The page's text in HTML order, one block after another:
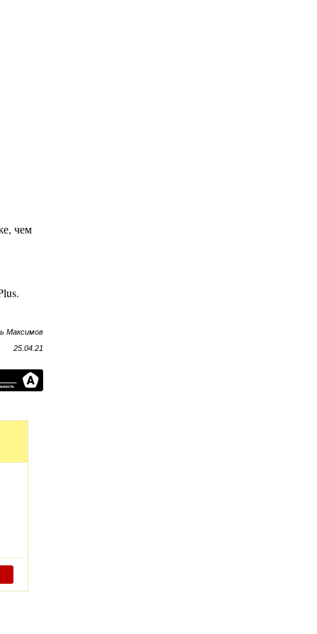
чем
Максимов
25.04.21